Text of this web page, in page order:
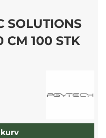
SOLUTIONS
CM 100 STK